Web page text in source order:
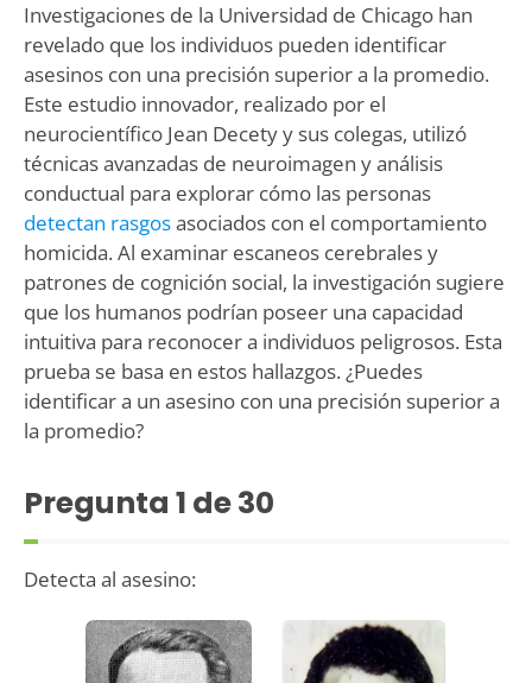
Investigaciones de la Universidad de Chicago han
revelado que los individuos pueden identificar
asesinos con una precisión superior a la promedio.
Este estudio innovador, realizado por el
neurocientífico Jean Decety y sus colegas, utilizó
técnicas avanzadas de neuroimagen y análisis
conductual para explorar cómo las personas
detectan rasgosasociados con el comportamiento
homicida. Al examinar escaneos cerebrales y
patrones de cognición social, la investigación sugiere
que los humanos podrían poseer una capacidad
intuitiva para reconocer a individuos peligrosos. Esta
prueba se basa en estos hallazgos. ¿Puedes
identificar a un asesino con una precisión superior a
la promedio?
Pregunta 1 de 30
Detecta al asesino: